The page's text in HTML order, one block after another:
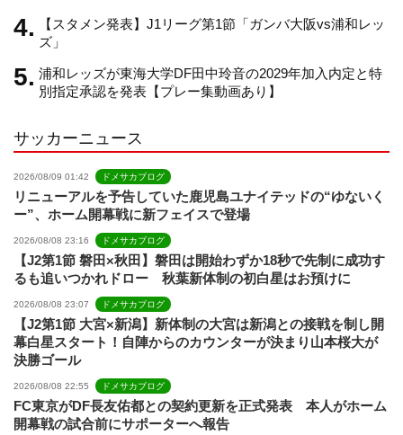
n
e
【スタメン発表】J1リーグ第1節「ガンバ大阪vs浦和レッ
ズ」
浦和レッズが東海大学DF田中玲音の2029年加入内定と特
別指定承認を発表【プレー集動画あり】
サッカーニュース
2026/08/09 01:42 ドメサカブログ
リニューアルを予告していた鹿児島ユナイテッドの“ゆないく
ー”、ホーム開幕戦に新フェイスで登場
2026/08/08 23:16 ドメサカブログ
【J2第1節 磐田×秋田】磐田は開始わずか18秒で先制に成功す
るも追いつかれドロー 秋葉新体制の初白星はお預けに
2026/08/08 23:07 ドメサカブログ
【J2第1節 大宮×新潟】新体制の大宮は新潟との接戦を制し開
幕白星スタート！自陣からのカウンターが決まり山本桜大が
決勝ゴール
2026/08/08 22:55 ドメサカブログ
FC東京がDF長友佑都との契約更新を正式発表 本人がホーム
開幕戦の試合前にサポーターへ報告